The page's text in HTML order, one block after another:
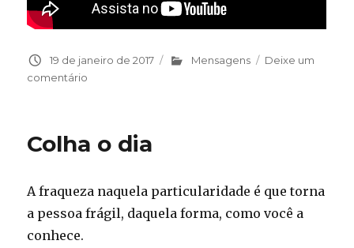
Publicado
em
19 de janeiro de 2017 Categorias
Mensagens
Deixe um
comentário
As
da
Jihad
Colha o dia
A fraqueza naquela particularidade é que torna
a pessoa frágil, daquela forma, como você a
conhece.